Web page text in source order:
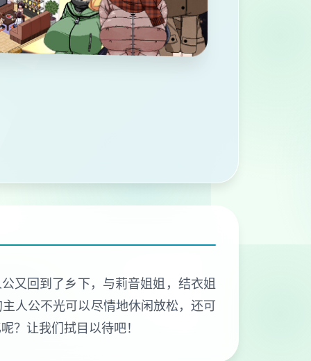
又回到了乡下，与莉音姐姐，结衣姐
人公不光可以尽情地休闲放松，还可
？让我们拭目以待吧！